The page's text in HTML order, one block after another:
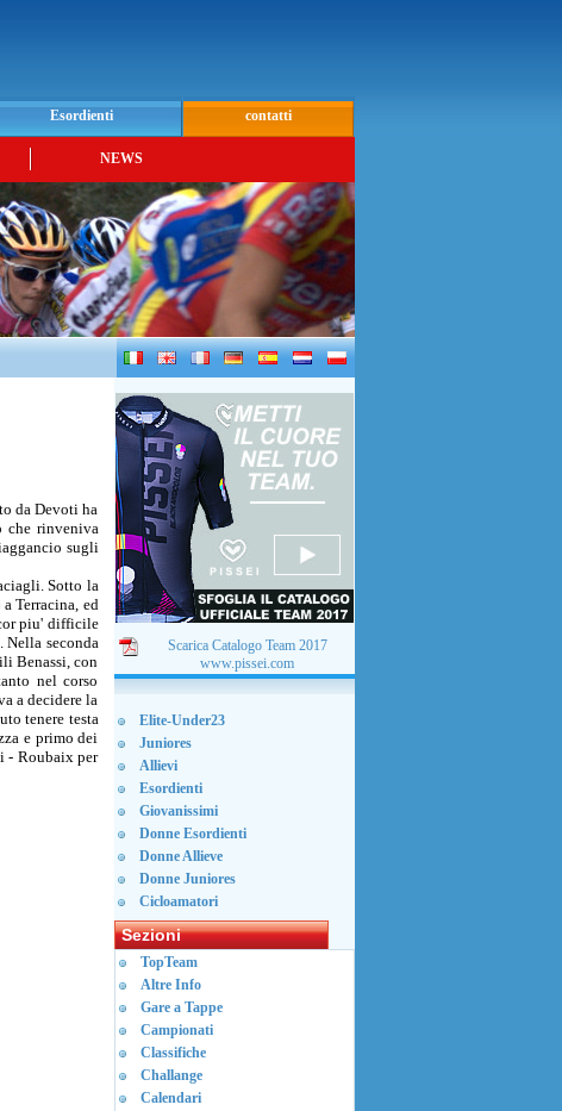
Esordienti contatti
NEWS
da Devoti ha
che rinveniva
sugli
Sotto la
Terracina, ed
piu' difficile
seconda
Benassi, con
nel corso
a decidere la
tenere testa
e primo dei
- Roubaix per
Scarica Catalogo Team 2017
www.pissei.com
Elite-Under23
Juniores
Allievi
Esordienti
Giovanissimi
Donne Esordienti
Donne Allieve
Donne Juniores
Cicloamatori
Sezioni
TopTeam
Altre Info
Gare a Tappe
Campionati
Classifiche
Challange
Calendari